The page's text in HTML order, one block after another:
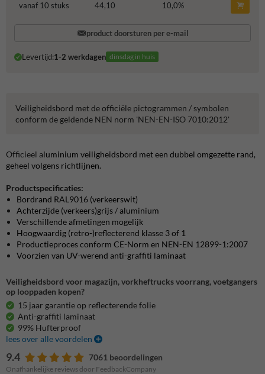
vanaf 10 stuks
44,10 10,0%
product doorsturen per e-mail
Levertijd:1-2 werkdagen dinsdag in huis
Veiligheidsbord met de officiële pictogrammen / symbolen
conform de geldende NEN norm 'NEN-EN-ISO 7010:2012'
Officieel aluminium veiligheidsbord met een dubbel omgezette rand,
geheel volgens richtlijnen.
Productspecificaties:
Bordrand RAL9016 (verkeerswit)
Achterzijde (verkeers)grijs / aluminium
Verschillende afmetingen mogelijk
Hoogwaardig (retro-)reflecterend klasse 3 of 1
Productieproces conform CE-Norm en NEN-EN 12899-1:2007
Voorzien van UV-werend anti-graffiti laminaat
Veiligheidsbord voor magazijn, vorkheftrucks voorrang, voetgangers
op looppaden kopen?
15 jaar garantie op reflecterende folie
Anti-graffiti laminaat
99% Hufterproof
lees over alle voordelen
9.4 7061 beoordelingen
Onafhankelijke reviews door FeedbackCompany